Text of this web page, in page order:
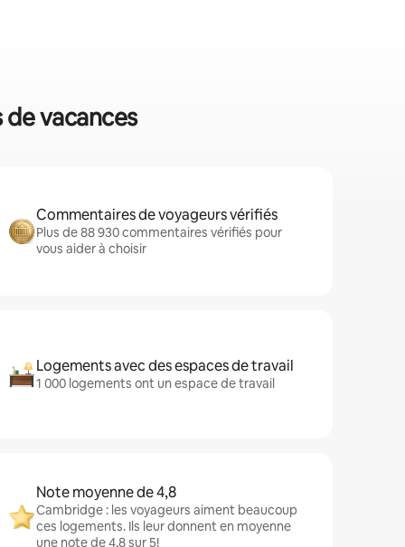
vacances
Commentaires de voyageurs vérifiés
Plus de 88 930 commentaires vérifiés pour
vous aider à choisir
Logements avec des espaces de travail
1 000 logements ont un espace de travail
Note moyenne de 4,8
Cambridge : les voyageurs aiment beaucoup
ces logements. Ils leur donnent en moyenne
une note de 4,8 sur 5!